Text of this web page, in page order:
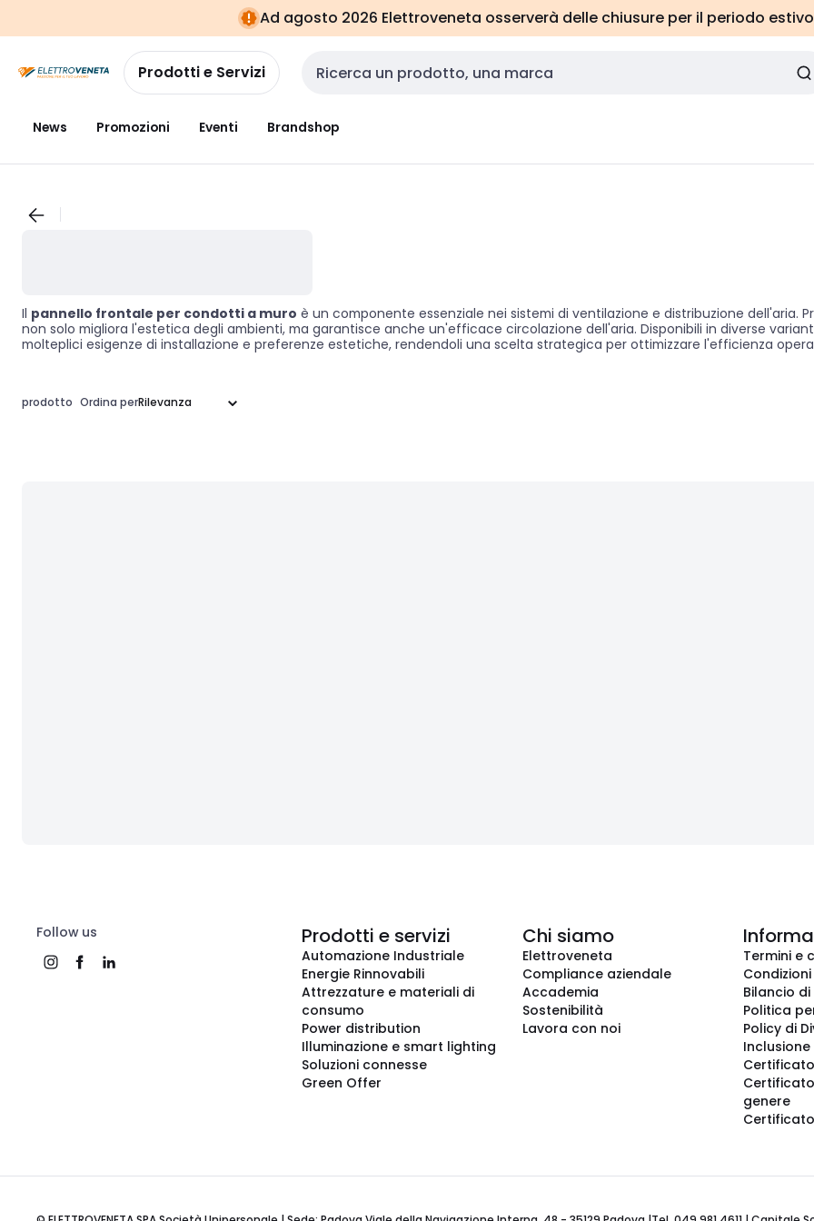
navigazionealla
pagina
Ad agosto 2026 Elettroveneta osserverà delle chiusure per il periodo
Prodotti e Servizi Cerca input
News Promozioni Eventi Brandshop
Il pannello frontale per condotti a muro è un componente essenziale nei sistemi di ventilazione e distribuzione
non solo migliora l'estetica degli ambienti, ma garantisce anche un'efficace circolazione dell'aria. Disponibili in diverse
molteplici esigenze di installazione e preferenze estetiche, rendendoli una scelta strategica per ottimizzare l'efficienza
prodotto Ordina per
Follow us Prodotti e servizi
Automazione Industriale
Energie Rinnovabili
Attrezzature e materiali di
consumo
Power distribution
Illuminazione e smart lighting
Soluzioni connesse
Green Offer
Chi siamo
Elettroveneta
Compliance aziendale
Accademia
Sostenibilità
Lavora con noi
Termini e
Bilancio
Politica
Policy di
Inclusione
genere
Certificato